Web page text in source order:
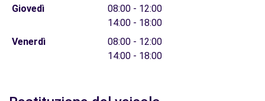
Giovedì
08:00 - 12:00
14:00 - 18:00
Venerdì
08:00 - 12:00
14:00 - 18:00